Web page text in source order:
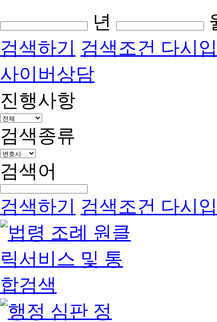
년
검색하기 검색조건 다시
사이버상담
진행사항
검색종류
검색어
검색하기 검색조건 다시